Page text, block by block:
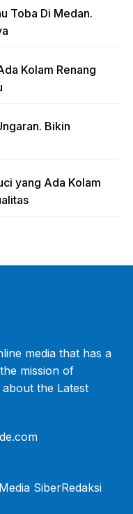
Toba Di Medan.
Kolam Renang
Bikin
yang Ada Kolam
media that has a
mission of
the Latest
SiberRedaksi